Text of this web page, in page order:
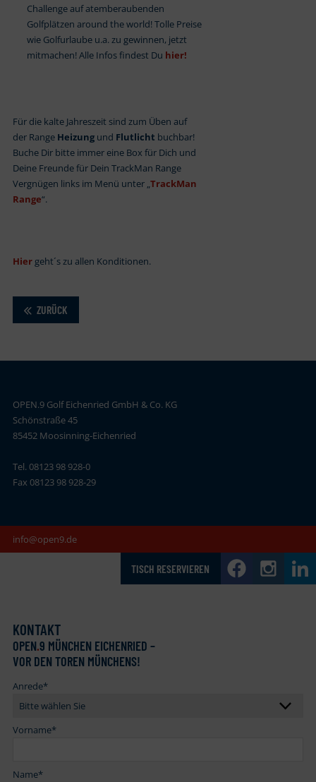
Challenge auf atemberaubenden
Golfplätzen around the world! Tolle Preise
wie Golfurlaube u.a. zu gewinnen, jetzt
mitmachen! Alle Infos findest Du hier!
Für die kalte Jahreszeit sind zum Üben auf
der Range Heizung und Flutlicht buchbar!
Buche Dir bitte immer eine Box für Dich und
Deine Freunde für Dein TrackMan Range
Vergnügen links im Menü unter „TrackMan
Range“.
Hier geht´s zu allen Konditionen.
ZURÜCK
OPEN.9 Golf Eichenried GmbH & Co. KG
Schönstraße 45
85452 Moosinning-Eichenried
Tel. 08123 98 928-0
Fax 08123 98 928-29
info@open9.de
TISCH RESERVIEREN
KONTAKT
OPEN.9 MÜNCHEN EICHENRIED –
VOR DEN TOREN MÜNCHENS!
Anrede*
Vorname*
Name*